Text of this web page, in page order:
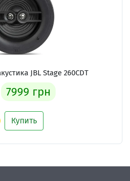
JBL Stage 260CDT
7999 грн
Купить